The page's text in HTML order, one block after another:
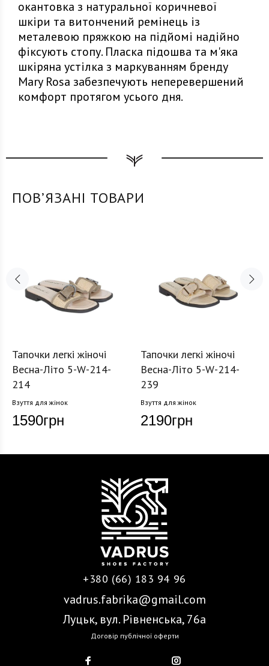
окантовка з натуральної коричневої
шкіри та витончений ремінець із
металевою пряжкою на підйомі надійно
фіксують стопу. Пласка підошва та м'яка
шкіряна устілка з маркуванням бренду
Mary Rosa забезпечують неперевершений
комфорт протягом усього дня.
ПОВʼЯЗАНІ ТОВАРИ
Тапочки легкі жіночі
Весна-Літо 5-W-214-
214
Взуття для жінок
1590грн
Тапочки легкі жіночі
Весна-Літо 5-W-214-
239
Взуття для жінок
2190грн
+380 (66) 183 94 96
vadrus.fabrika@gmail.com
Луцьк, вул. Рівненська, 76а
Договір публічної оферти